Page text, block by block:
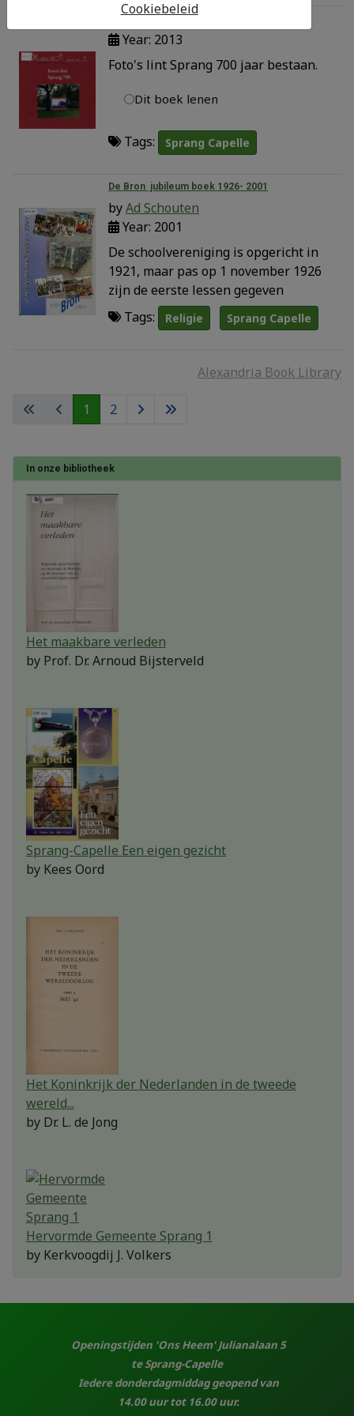
Foto's lint Sprang 700
Year: 2013
Foto's lint Sprang 700 jaar bestaan.
Dit boek lenen
Tags: Sprang Capelle
De Bron jubileum boek 1926- 2001
byAd Schouten
Year: 2001
De schoolvereniging is opgericht in
1921, maar pas op 1 november 1926
zijn de eerste lessen gegeven
Tags:
Religie Sprang Capelle
Alexandria Book Library
1 2
In onze bibliotheek
Het maakbare verleden
by Prof. Dr. Arnoud Bijsterveld
Sprang-Capelle Een eigen gezicht
by Kees Oord
Het Koninkrijk der Nederlanden in de tweede
wereld...
by Dr. L. de Jong
Hervormde Gemeente Sprang 1
by Kerkvoogdij J. Volkers
Openingstijden 'Ons Heem' Julianalaan 5
te Sprang-Capelle
Iedere donderdagmiddag geopend van
14.00 uur tot 16.00 uur.
Cookiebeleid